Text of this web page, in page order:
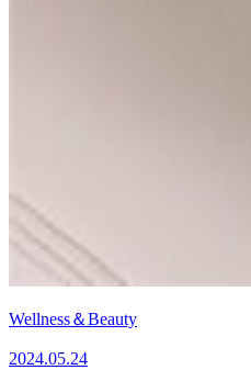
Wellness＆Beauty
2024.05.24